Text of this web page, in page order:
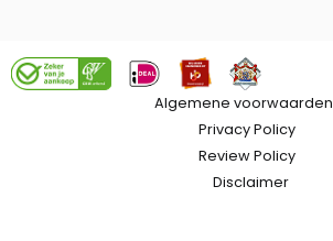
Algemene voorwaarden
Privacy Policy
Review Policy
Disclaimer